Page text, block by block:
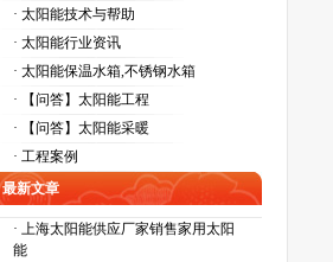
· 太阳能技术与帮助
· 太阳能行业资讯
· 太阳能保温水箱,不锈钢水箱
· 【问答】太阳能工程
· 【问答】太阳能采暖
· 工程案例
最新文章
· 上海太阳能供应厂家销售家用太阳
能